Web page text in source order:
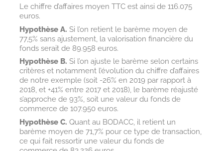
Le chiffre d’affaires moyen TTC est ainsi de 116.075
euros.
Hypothèse A. Si l’on retient le barème moyen de
77,5% sans ajustement, la valorisation financière du
fonds serait de 89.958 euros.
Hypothèse B. Si l’on ajuste le barème selon certains
critères et notamment l’évolution du chiffre d’affaires
de notre exemple (soit -26% en 2019 par rapport à
2018, et +41% entre 2017 et 2018), le barème réajusté
s’approche de 93%, soit une valeur du fonds de
commerce de 107.950 euros.
Hypothèse C. Quant au BODACC, il retient un
barème moyen de 71,7% pour ce type de transaction,
ce qui fait ressortir une valeur du fonds de